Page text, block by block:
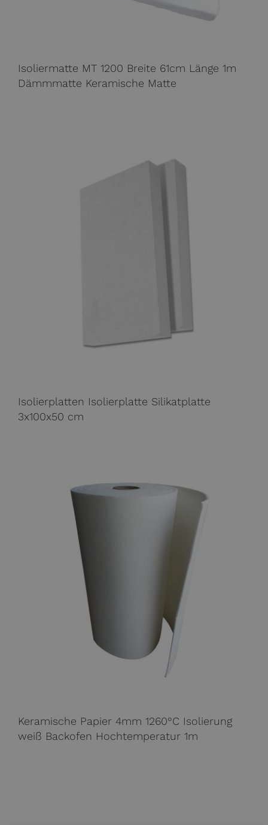
Isoliermatte MT 1200 Breite 61cm Länge 1m
Dämmmatte Keramische Matte
Isolierplatten Isolierplatte Silikatplatte
3x100x50 cm
Keramische Papier 4mm 1260°C Isolierung
weiß Backofen Hochtemperatur 1m